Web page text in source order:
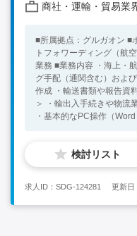
商社・運輸・貿易業
■所属拠点：グルガオン ■ポジション概要 日本人顧客向けフレイ
トフォワーディング（航
業務 ■業務内容 ・海上・航空輸出入のフレイトフォワーディン
グ手配（通関含む）およ
作成 ・輸送書類や報告資料作成のサポ
＞ ・輸出入手続きや物流
・基本的なPC操作（Word・Excel等） ＜歓
のサポート業務をこなし
・航空・海上輸送に関心の
検討リスト
求人ID：SDG-124281 更新日